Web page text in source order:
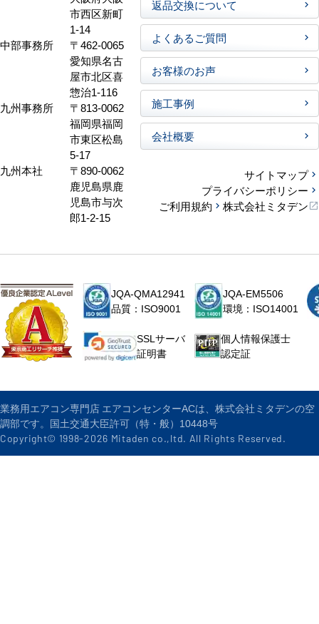
市西区新町
1-14
中部事務所
〒462-0065
愛知県名古
屋市北区喜
惣治1-116
九州事務所
〒813-0062
福岡県福岡
市東区松島
5-17
九州本社
〒890-0062
鹿児島県鹿
児島市与次
郎1-2-15
返品交換について
よくあるご質問
お客様のお声
施工事例
会社概要
サイトマップ
プライバシーポリシー
ご利用規約
株式会社ミタデン
JQA-QMA12941
品質：ISO9001
JQA-EM5506
環境：ISO14001
SSLサーバ
証明書
個人情報保護士
認定証
業務用エアコン専門店 エアコンセンターACは、株式会社ミタデンの空
調部です。国土交通大臣許可（特・般）10448号
Copyright© 1998-2026 Mitaden co.,ltd. All Rights Reserved.